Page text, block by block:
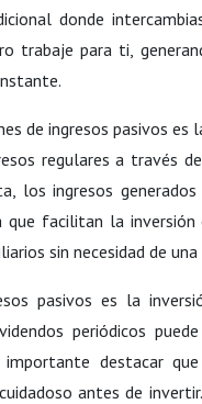
donde
trabaje para ti,
de ingresos pasivos es
regulares a través
los ingresos
que facilitan la
sin necesidad de
pasivos es la
periódicos
importante destacar
antes de